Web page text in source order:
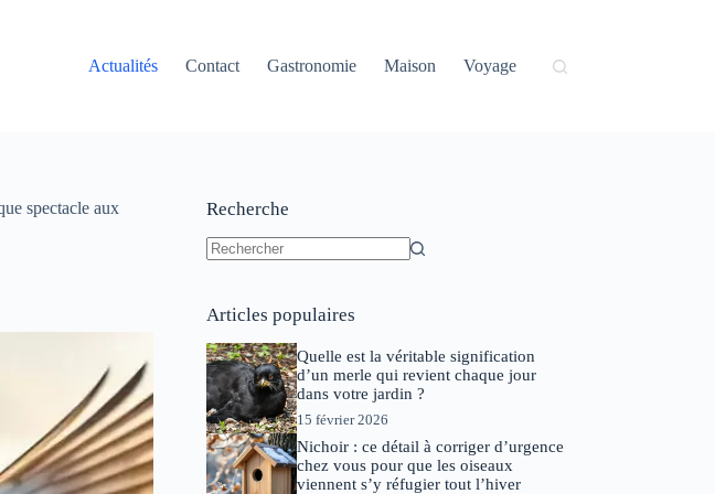
Actualités
Contact Gastronomie Maison Voyage
spectacle aux
Recherche
Articles populaires
Quelle est la véritable signification
d’un merle qui revient chaque jour
dans votre jardin ?
15 février 2026
Nichoir : ce détail à corriger d’urgence
chez vous pour que les oiseaux
viennent s’y réfugier tout l’hiver